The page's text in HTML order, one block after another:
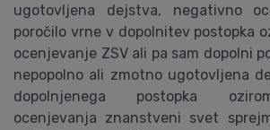
ugotovljena dejstva, negativno
poročilo vrne v dopolnitev postopka
ocenjevanje ZSV ali pa sam dopolni
nepopolno ali zmotno ugotovljena
dopolnjenega postopka
ocenjevanja znanstveni svet